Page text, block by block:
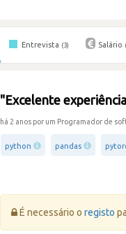
Entrevista (3) Salário
"Excelente
há 2 anos por um Programador de
python pandas
Erro:
É necessário oregisto